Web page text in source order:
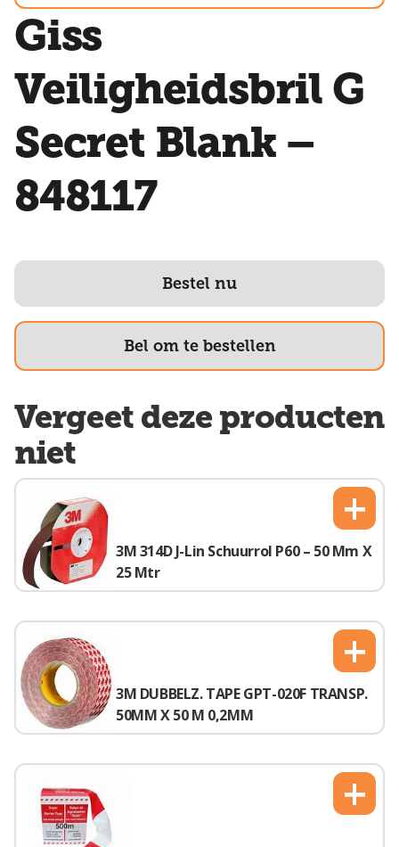
Giss
Veiligheidsbril G
Secret Blank –
848117
Bestel nu
Bel om te bestellen
Vergeet deze producten
niet
3M 314D J-Lin Schuurrol P60 – 50 Mm X
25 Mtr
+
3M DUBBELZ. TAPE GPT-020F TRANSP.
50MM X 50 M 0,2MM
+
+